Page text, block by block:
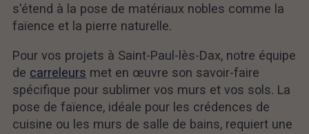
s'étend à la pose de matériaux nobles comme la
faïence et la pierre naturelle.
Pour vos projets à Saint-Paul-lès-Dax, notre équipe
de carreleurs met en œuvre son savoir-faire
spécifique pour sublimer vos murs et vos sols. La
pose de faïence, idéale pour les crédences de
cuisine ou les murs de salle de bains, requiert une